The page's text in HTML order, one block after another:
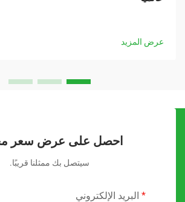
عرض المزيد
احصل على عرض سعر
سيتصل بك ممثلنا قريبًا.
البريد الإلكتروني